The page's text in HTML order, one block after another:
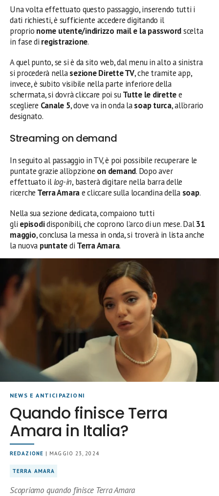
Una volta effettuato questo passaggio, inserendo tutti i
dati richiesti, è sufficiente accedere digitando il
proprio nome utente/indirizzo mail e la passwordscelta
in fase di registrazione.
A quel punto, se si è da sito web, dal menu in alto a sinistra
si procederà nellasezione Dirette TV, che tramite app,
invece, è subito visibile nella parte inferiore della
schermata, si dovrà cliccare poi suTutte le direttee
scegliere Canale 5, dove va in onda lasoap turca, all’orario
designato.
Streaming on demand
In seguito al passaggio in TV, è poi possibile recuperare le
puntate grazie all’opzione on demand. Dopo aver
effettuato illog-in, basterà digitare nella barra delle
ricerche Terra Amarae cliccare sulla locandina della soap.
Nella sua sezione dedicata, compaiono tutti
gli episodidisponibili, che coprono l’arco di un mese. Dal31
maggio, conclusa la messa in onda, si troverà in lista anche
la nuova puntatedi Terra Amara.
NEWS E ANTICIPAZIONI
Quando finisce Terra
Amara in Italia?
REDAZIONE | MAGGIO 23, 2024
TERRA AMARA
Scopriamo quando finisce Terra Amara